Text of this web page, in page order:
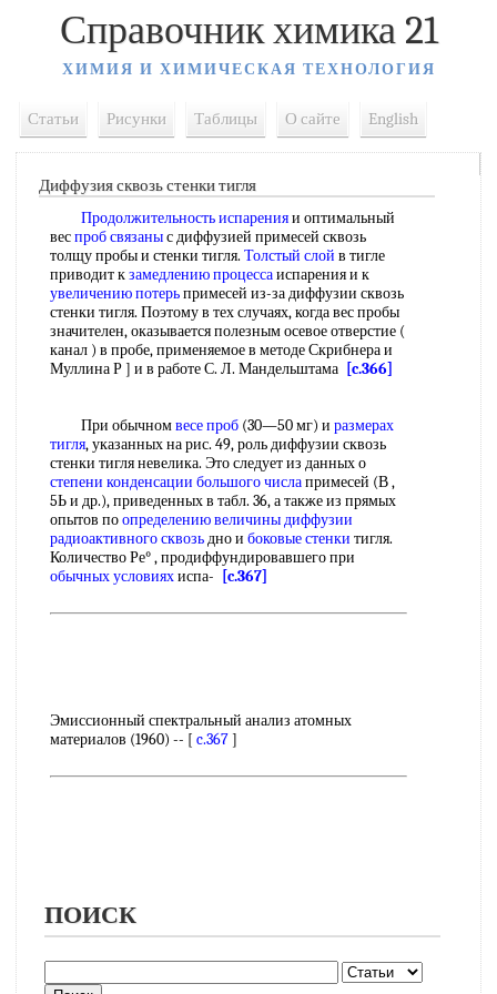
Справочник химика 21
ХИМИЯ И ХИМИЧЕСКАЯ ТЕХНОЛОГИЯ
Статьи Рисунки Таблицы О сайте English
Диффузия сквозь стенки тигля
Продолжительность испаренияи оптимальный
веспроб связаныс диффузией примесей сквозь
толщу пробы и стенки тигля. Толстый слой в тигле
приводит кзамедлению процессаиспарения и к
увеличению потерьпримесей из-за диффузии сквозь
стенки тигля. Поэтому в тех случаях, когда вес пробы
значителен, оказывается полезным осевое отверстие (
канал ) в пробе, применяемое в методе Скрибнера и
Муллина Р ] и в работе С. Л. Мандельштама [c.366]
При обычномвесе проб (30—50 мг) и размерах
тигля, указанных на рис. 49, роль диффузии сквозь
стенки тигля невелика. Это следует из данных о
степени конденсации большого числапримесей (В ,
5Ь и др.), приведенных в табл. 36, а также из прямых
опытов поопределению величины диффузии
радиоактивного сквозьдно и боковые стенки тигля.
Количество Ре° , продиффундировавшего при
обычных условияхиспа- [c.367]
Эмиссионный спектральный анализ атомных
материалов (1960) -- [ c.367]
ПОИСК